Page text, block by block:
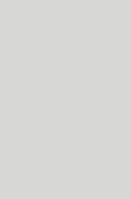
[GK] Dawn of War 4 : les
[GK] CloverPit : l'héritier
[GK] Stellar Blade : Blood
[GK] Palworld Online est
[GK] Wuchang 2 : le
[GK] Test : Big Walk est
[GK] Starsand Island : la
[GK] Dan Houser (GTA)
[GK] Comment EA Sports
[GK] Crimson Moon : un